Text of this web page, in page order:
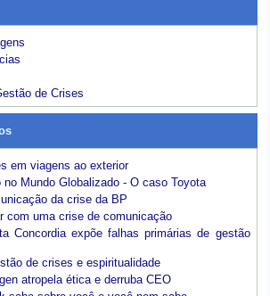
de Crises
em viagens ao exterior
no Mundo Globalizado - O caso Toyota
da crise da BP
com uma crise de comunicação
Concordia expõe falhas primárias de gestão
de crises e espiritualidade
atropela ética e derruba CEO